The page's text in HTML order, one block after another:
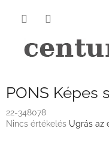
PONS Képes
22-348078
A
Nincs értékelés Ugrás az